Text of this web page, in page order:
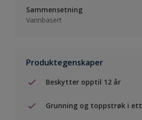
Sammensetning
Vannbasert
Produktegenskaper
Beskytter opptil 12 år
Grunning og toppstrøk i ett